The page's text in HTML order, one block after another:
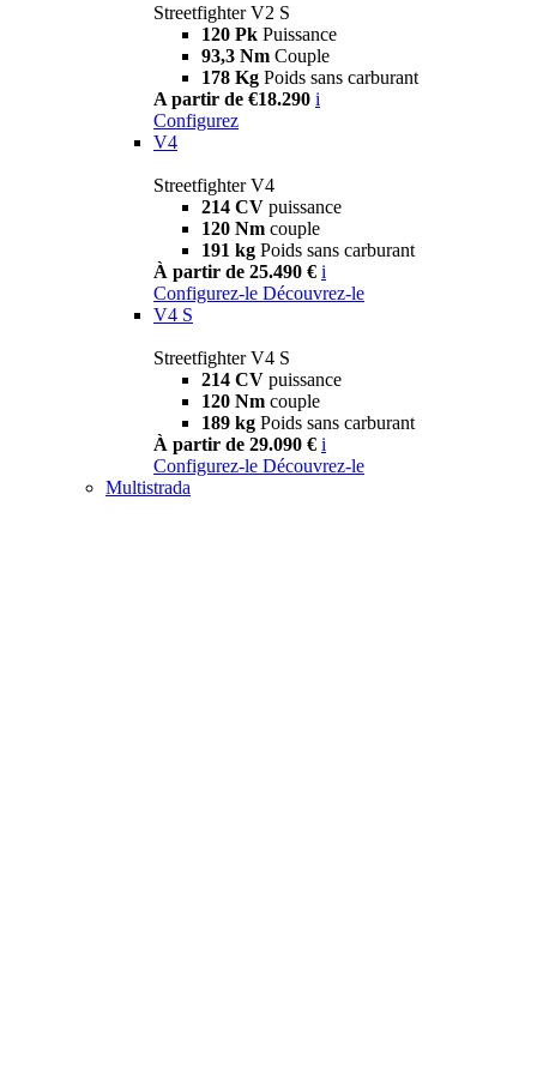
Streetfighter V2 S
120 Pk Puissance
93,3 Nm Couple
178 Kg Poids sans carburant
A partir de €18.290 i
Configurez
V4
Streetfighter V4
214 CV puissance
120 Nm couple
191 kg Poids sans carburant
À partir de 25.490 € i
Configurez-le Découvrez-le
V4 S
Streetfighter V4 S
214 CV puissance
120 Nm couple
189 kg Poids sans carburant
À partir de 29.090 € i
Configurez-le Découvrez-le
Multistrada